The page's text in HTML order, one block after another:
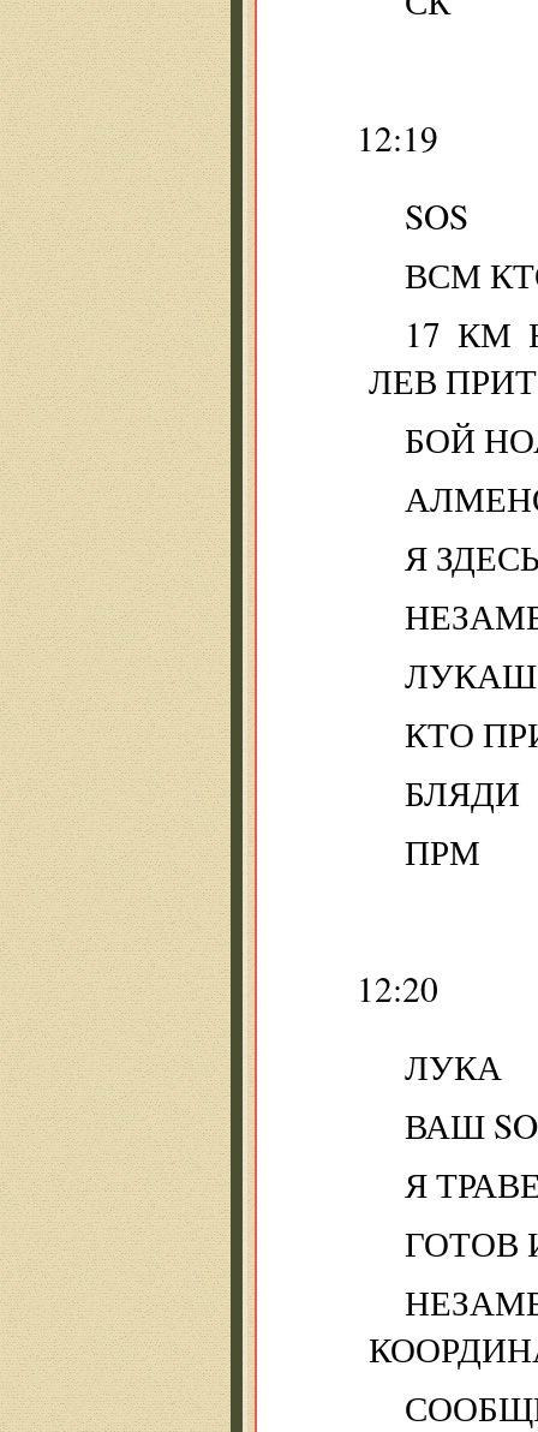
12:19
SOS
ВСМ
17 КМ
ЛЕВ
БОЙ
Я
КТО
БЛЯДИ
ПРМ
12:20
ЛУКА
ВАШ
Я
ГОТОВ